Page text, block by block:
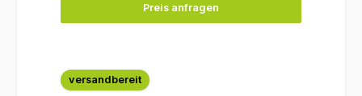
Preis anfragen
versandbereit